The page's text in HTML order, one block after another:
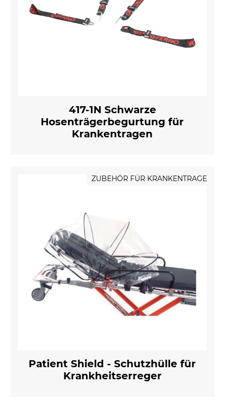
417-1N Schwarze
Hosenträgerbegurtung für
Krankentragen
ZUBEHÖR FÜR KRANKENTRAGE
Patient Shield - Schutzhülle für
Krankheitserreger